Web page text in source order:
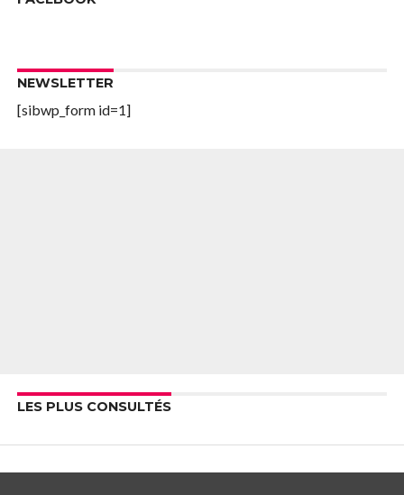
NEWSLETTER
[sibwp_form id=1]
LES PLUS CONSULTÉS